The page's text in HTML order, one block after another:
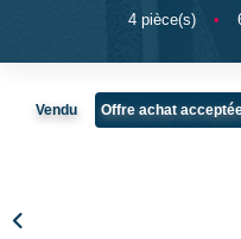
4pièce(s) •
Vendu Offre achat